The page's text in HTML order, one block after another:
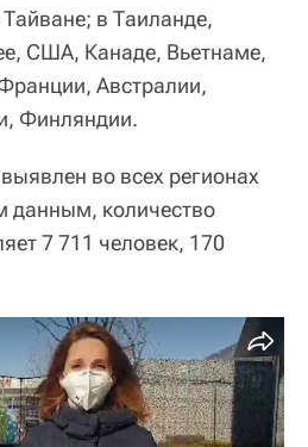
в Таиланде,
США, Канаде, Вьетнаме,
Австралии,
Финляндии.
во всех регионах
данным, количество
7 711 человек, 170